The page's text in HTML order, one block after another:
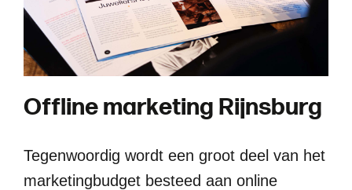
Offlinemarketing Rijnsburg
Tegenwoordig wordt een groot deel van het
marketingbudget besteed aan online